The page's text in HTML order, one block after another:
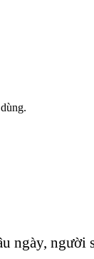
ngày,